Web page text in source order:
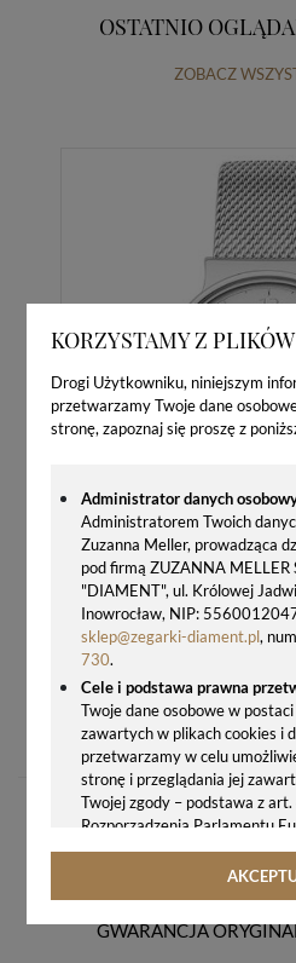
KORZYSTAMY Z
Drogi Użytkowniku, niniejszym
przetwarzamy Twoje dane
stronę, zapoznaj się proszę z
Administrator danych
Administratorem Twoich
Zuzanna Meller, prowadząca
pod firmą ZUZANNA MELLER
"DIAMENT", ul. Królowej
Inowrocław, NIP:
sklep@zegarki-diament.pl,
730.
Cele i podstawa prawna
Twoje dane osobowe w
zawartych w plikach cookies i
przetwarzamy w celu
stronę i przeglądania jej
Twojej zgody – podstawa z
Rozporządzenia Parlamentu
2016/679 z 27.04.2016 r. w
fizycznych w związku z
rozporządzenie o ochronie
OSTATNIO
ZOBACZ
744,00
GWARANCJA